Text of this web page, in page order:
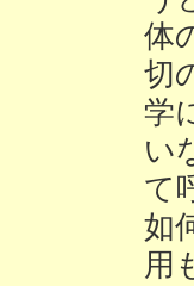
体
切
学
い
て
如
用